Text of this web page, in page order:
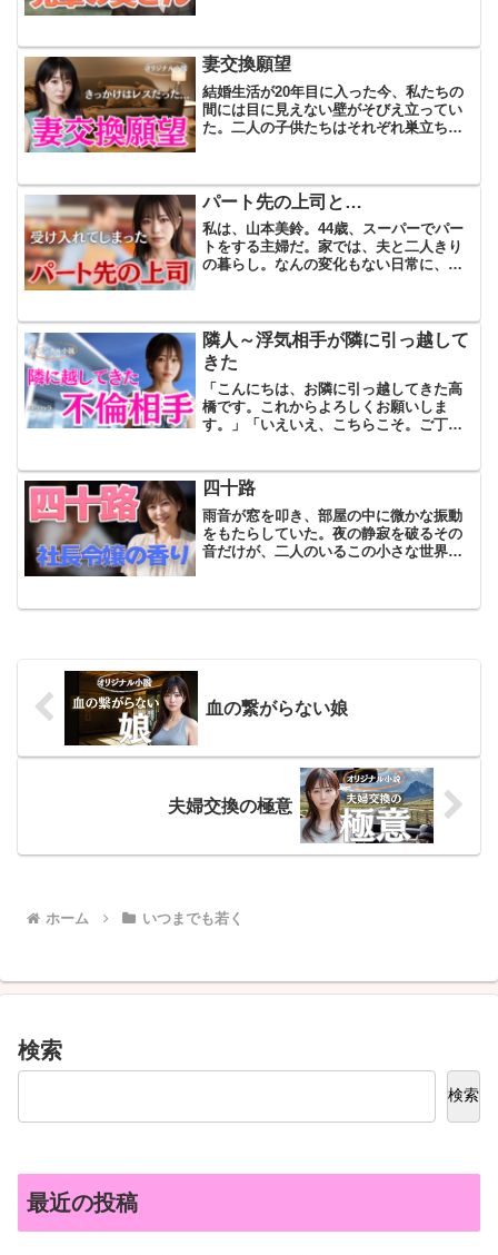
突然そう声をかけられたの...
妻交換願望
結婚生活が20年目に入った今、私たちの
間には目に見えない壁がそびえ立ってい
た。二人の子供たちはそれぞれ巣立ち、
で会社を営んでいる私たち...
パート先の上司と…
私は、山本美鈴。44歳、スーパーでパー
トをする主婦だ。家では、夫と二人きり
の暮らし。なんの変化もない日常に、知
短い挨拶を交わしてから、それぞれの時
間が静かに流れ出す。夕...
隣人～浮気相手が隣に引っ越して
きた
「こんにちは、お隣に引っ越してきた高
橋です。これからよろしくお願いしま
す。」「いえいえ、こちらこそ。ご丁寧
引っ越しの挨拶と粗品を手渡すと、彼女
は軽やかに去っていった。「...
四十路
雨音が窓を叩き、部屋の中に微かな振動
をもたらしていた。夜の静寂を破るその
音だけが、二人のいるこの小さな世界を
血の繋がらない娘
夫婦交換の極意
ホーム いつまでも若く
検索
検索
最近の投稿